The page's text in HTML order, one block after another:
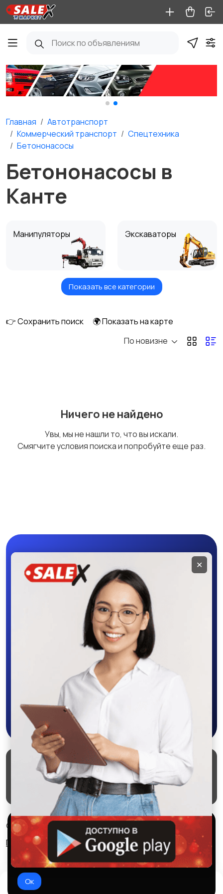
Главная
Автотранспорт
Коммерческий транспорт
Спецтехника
Бетононасосы
Бетононасосы в
Канте
Манипуляторы Экскаваторы
Автокраны
Автобетономешалки
техника
Показать все категории
👉 Сохранить поиск
🌍 Показать на карте
По новизне
Ничего не найдено
Увы, мы не нашли то, что вы искали.
Смягчите условия поиска и попробуйте еще раз.
Мобильное
приложение
Скачайте приложение в Google Play –
крутите колесо фортуны, выигрывайте
бонусы, удобно ищите и размещайте
объявления - все это в нашем мобильном
приложении SALEX!
Скачать в Google Play
Маркеты Блог
О проекте
Служба поддержки
Удаление аккаунта
Партнерка
© 2026 SALEX МАРКЕТ
Правила сервиса
Конфиденциальность
Используем куки и рекомендательные
технологии
Это чтобы сайт работал лучше. Оставаясь с нами, вы
соглашаетесь на использование файлов куки.
Ок
✕